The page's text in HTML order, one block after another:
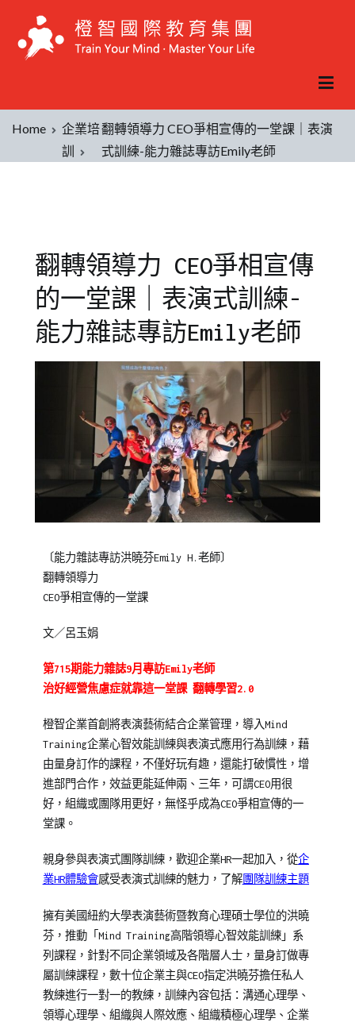
Home
企業培
訓
翻轉領導力 CEO爭相宣傳的一堂課｜表演
式訓練-能力雜誌專訪Emily老師
翻轉領導力 CEO爭相宣傳
的一堂課｜表演式訓練-
能力雜誌專訪Emily老師
Posted
on
2015-
16
Posted
報
活
動
絮,
洪
曉
芬
Emily
老
課
程,
企
業
培
訓
Tagged
集
部
〔能力雜誌專訪洪曉芬Emily H.老師〕
翻轉領導力
CEO爭相宣傳的一堂課
文／呂玉娟
第715期能力雜誌9月專訪Emily老師
治好經營焦慮症就靠這一堂課 翻轉學習2.0
橙智企業首創將表演藝術結合企業管理，導入Mind
Training企業心智效能訓練與表演式應用行為訓練，藉
由量身訂作的課程，不僅好玩有趣，還能打破慣性，增
進部門合作，效益更能延伸兩、三年，可謂CEO用很
好，組織或團隊用更好，無怪乎成為CEO爭相宣傳的一
堂課。
親身參與表演式團隊訓練，歡迎企業HR一起加入，從企
業HR體驗會感受表演式訓練的魅力，了解團隊訓練主題
擁有美國紐約大學表演藝術暨教育心理碩士學位的洪曉
芬，推動「Mind Training高階領導心智效能訓練」系
列課程，針對不同企業領域及各階層人士，量身訂做專
屬訓練課程，數十位企業主與CEO指定洪曉芬擔任私人
教練進行一對一的教練，訓練內容包括：溝通心理學、
領導心理學、組織與人際效應、組織積極心理學、企業